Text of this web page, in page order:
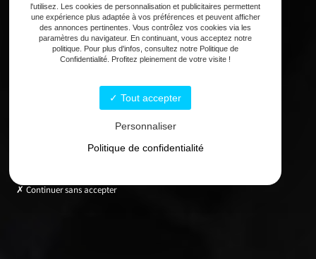
l'utilisez. Les cookies de personnalisation et publicitaires permettent
une expérience plus adaptée à vos préférences et peuvent afficher
des annonces pertinentes. Vous contrôlez vos cookies via les
paramètres du navigateur. En continuant, vous acceptez notre
politique. Pour plus d'infos, consultez notre Politique de
Confidentialité. Profitez pleinement de votre visite !
Tout accepter
Personnaliser
Politique de confidentialité
Continuer sans accepter